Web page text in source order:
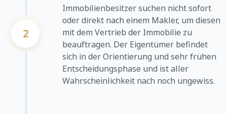
2
Immobilienbesitzer suchen nicht sofort
oder direkt nach einem Makler, um diesen
mit dem Vertrieb der Immobilie zu
beauftragen. Der Eigentümer befindet
sich in der Orientierung und sehr frühen
Entscheidungsphase und ist aller
Wahrscheinlichkeit nach noch ungewiss.